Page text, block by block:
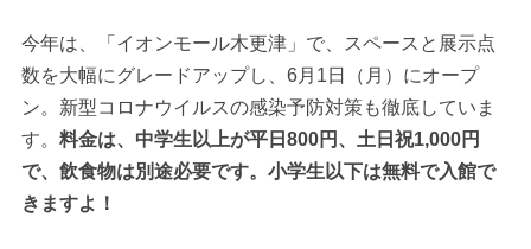
今年は、「イオンモール木更津」で、スペースと展示点
数を大幅にグレードアップし、6月1日（月）にオープ
ン。新型コロナウイルスの感染予防対策も徹底していま
す。 料金は、中学生以上が平日800円、土日祝1,000円
で、飲食物は別途必要です。小学生以下は無料で入館で
きますよ！